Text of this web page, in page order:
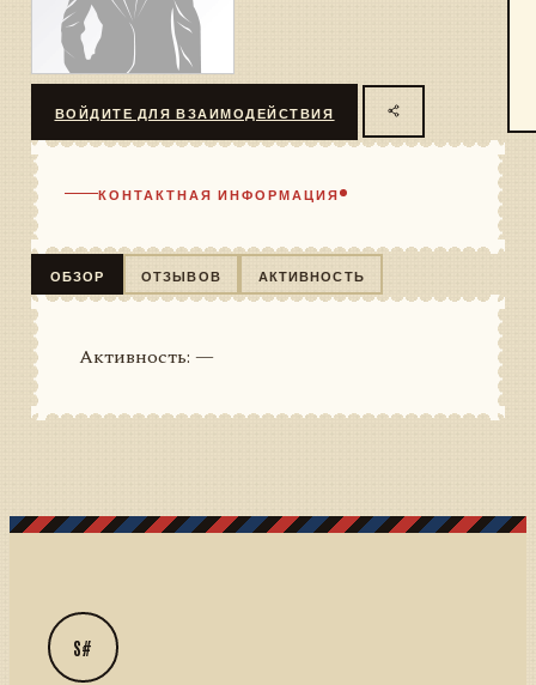
ВОЙДИТЕ ДЛЯ ВЗАИМОДЕЙСТВИЯ
КОНТАКТНАЯ ИНФОРМАЦИЯ
ОБЗОР ОТЗЫВОВ АКТИВНОСТЬ
Активность: —
S#